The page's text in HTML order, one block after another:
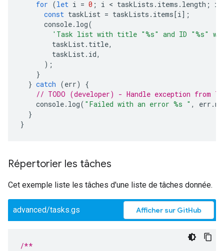
for (let i = 0 ; i < taskLists . items . length ; i
const taskList = taskLists . items[i ];
console. log(
'Task list with title "%s" and ID "%s"
taskList . title,
taskList . id,
);
}
} catch (err)
{
// TODO (developer) - Handle exception from
console. log( "Failed with an error %s " , err .
}
}
Répertorier les tâches
Cet exemple liste les tâches d'une liste de tâches donnée.
advanced/tasks.gs Afficher sur GitHub
/**